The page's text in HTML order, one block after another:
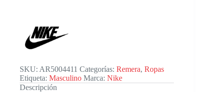
SKU: AR5004411 Categorías: Remera, Ropas
Etiqueta: Masculino Marca: Nike
Descripción